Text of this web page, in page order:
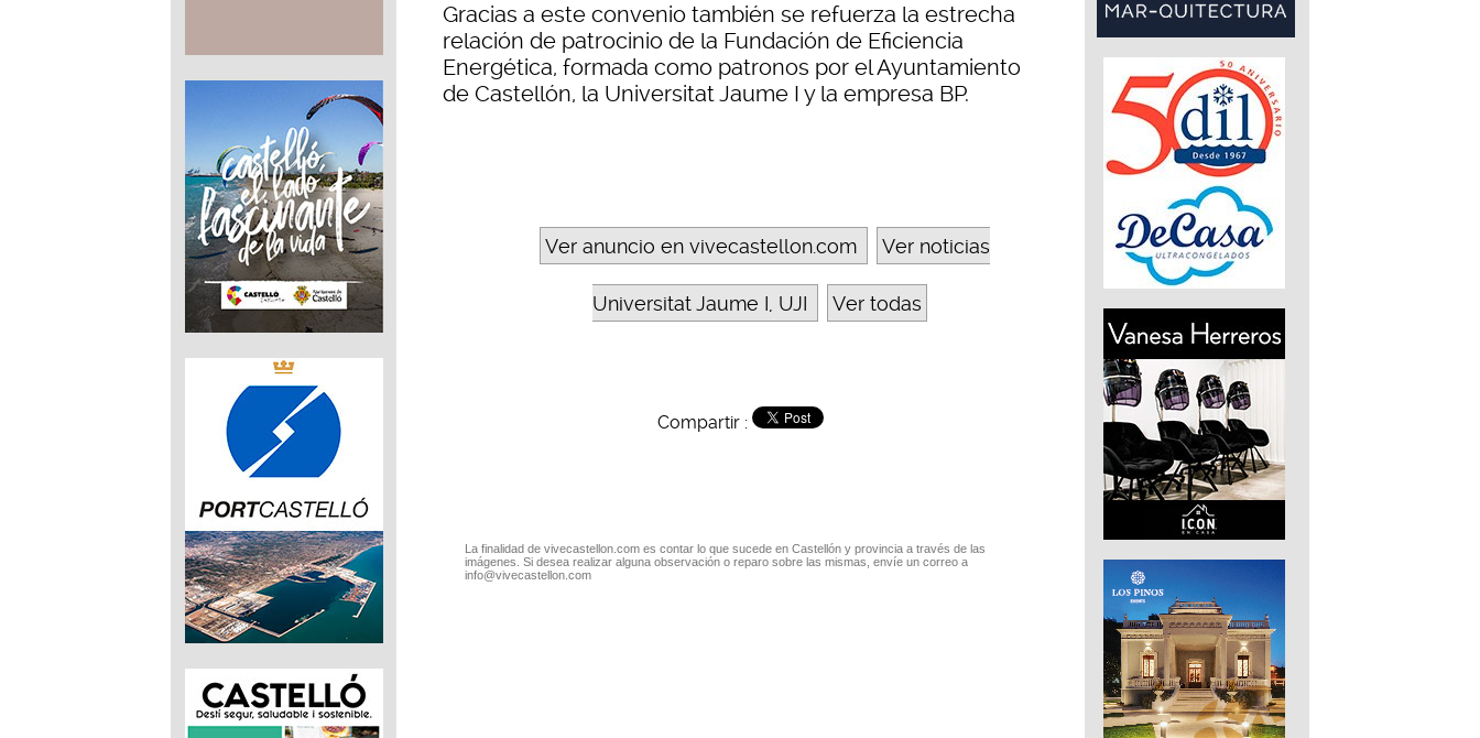
Gracias a este convenio también se refuerza la estrecha
relación de patrocinio de la Fundación de Eficiencia
Energética, formada como patronos por el Ayuntamiento
de Castellón, la Universitat Jaume I y la empresa BP.
Ver anuncio en vivecastellon.com Ver noticias
Universitat Jaume I, UJI Ver todas
Compartir :
La finalidad de vivecastellon.com es contar lo que sucede en Castellón y provincia a través de las
imágenes. Si desea realizar alguna observación o reparo sobre las mismas, envíe un correo a
info@vivecastellon.com